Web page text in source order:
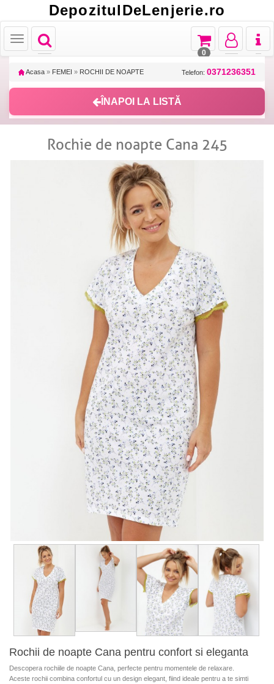
DepozitulDeLenjerie.ro
Toggle
navigation
Toggle
Toggle
navigation
Toggle
navigation
Toggle
navigation
0
Acasa » FEMEI » ROCHII DE NOAPTE Telefon: 0371236351
ÎNAPOI LA LISTĂ
Rochie de noapte Cana 245
Rochii de noapte Cana pentru confort si eleganta
Descopera rochiile de noapte Cana, perfecte pentru momentele de relaxare.
Aceste rochii combina confortul cu un design elegant, fiind ideale pentru a te simti